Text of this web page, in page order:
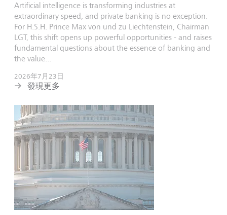
Artificial intelligence is transforming industries at
extraordinary speed, and private banking is no exception.
For H.S.H. Prince Max von und zu Liechtenstein, Chairman
LGT, this shift opens up powerful opportunities - and raises
fundamental questions about the essence of banking and
the value...
2026年7月23日
發現更多